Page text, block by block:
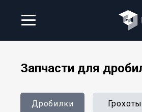
Запчасти для
Дробилки Грохоты